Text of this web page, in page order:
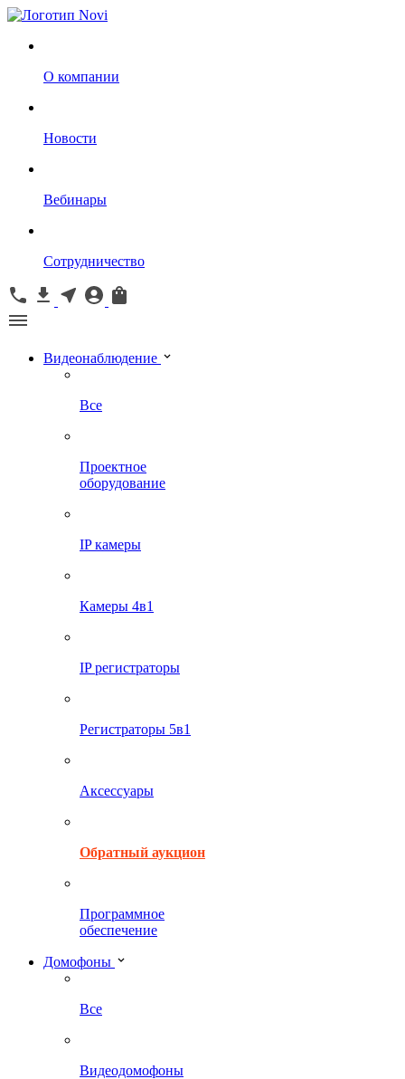
О компании
Новости
Вебинары
Сотрудничество
Видеонаблюдение
Все
Проектное
оборудование
IP камеры
Камеры 4в1
IP регистраторы
Регистраторы 5в1
Аксессуары
Обратный аукцион
Программное
обеспечение
Домофоны
Все
Видеодомофоны